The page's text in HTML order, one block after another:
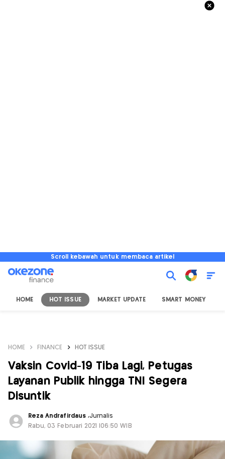
Scroll kebawah untuk membaca artikel
HOME HOT ISSUE MARKET UPDATE SMART MONEY
HOME FINANCE HOT ISSUE
Vaksin Covid-19 Tiba Lagi, Petugas
Layanan Publik hingga TNI Segera
Disuntik
Reza Andrafirdaus ,Jurnalis
Rabu, 03 Februari 2021 |06:50 WIB